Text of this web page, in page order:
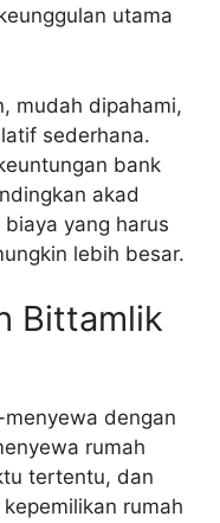
utama
mudah dipahami,
sederhana.
bank
akad
yang harus
lebih besar.
Bittamlik
dengan
rumah
tertentu, dan
rumah